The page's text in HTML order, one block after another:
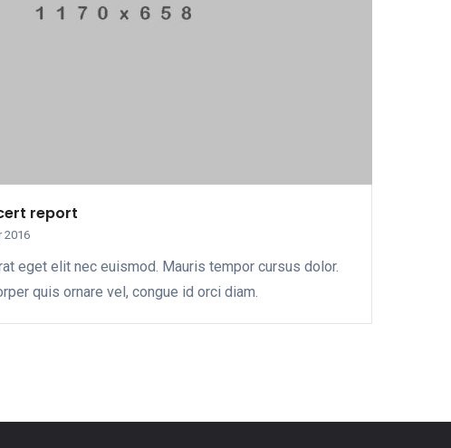
report
2016
eget elit nec euismod. Mauris tempor cursus dolor.
quis ornare vel, congue id orci diam.